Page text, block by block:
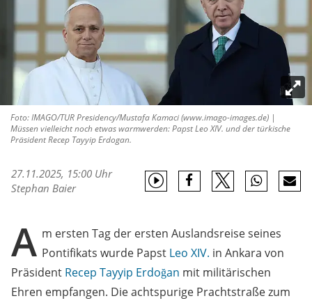
Foto: IMAGO/TUR Presidency/Mustafa Kamaci (www.imago-images.de) |
Müssen vielleicht noch etwas warmwerden: Papst Leo XIV. und der türkische
Präsident Recep Tayyip Erdogan.
27.11.2025, 15:00 Uhr
Stephan Baier
A m ersten Tag der ersten Auslandsreise seines
Pontifikats wurde Papst Leo XIV. in Ankara von
Präsident Recep Tayyip Erdoğan mit militärischen
Ehren empfangen. Die achtspurige Prachtstraße zum